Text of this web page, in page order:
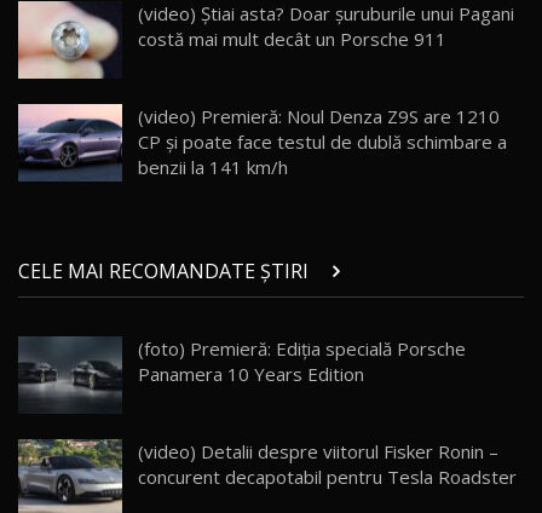
(video) Știai asta? Doar șuruburile unui Pagani
costă mai mult decât un Porsche 911
(video) Premieră: Noul Denza Z9S are 1210
CP și poate face testul de dublă schimbare a
benzii la 141 km/h
CELE MAI RECOMANDATE ȘTIRI
(foto) Premieră: Ediţia specială Porsche
Panamera 10 Years Edition
(video) Detalii despre viitorul Fisker Ronin –
concurent decapotabil pentru Tesla Roadster